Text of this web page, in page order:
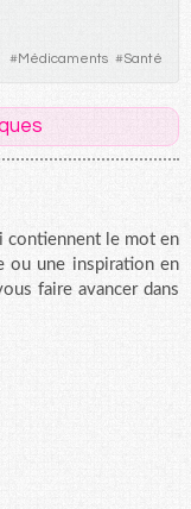
#Médicaments #Santé
contiennent le mot en
ou une inspiration en
faire avancer dans